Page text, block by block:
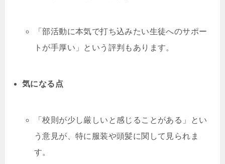
「部活動に本気で打ち込みたい生徒へのサポー
トが手厚い」という評判もあります。
気になる点
「校則が少し厳しいと感じることがある」とい
う意見が、特に服装や頭髪に関して見られま
す。